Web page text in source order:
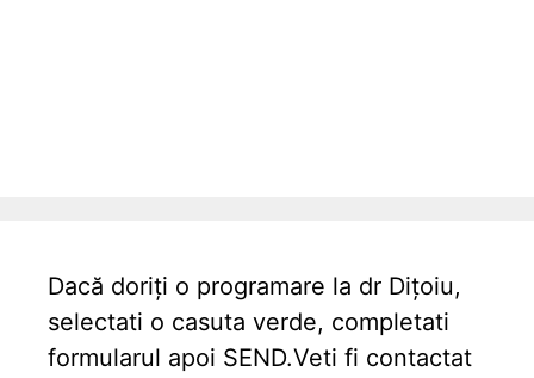
Dacă doriți o programare la dr Dițoiu,
selectati o casuta verde, completati
formularul apoi SEND.Veti fi contactat